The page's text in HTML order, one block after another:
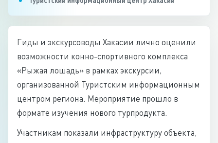
Гиды и экскурсоводы Хакасии лично оценили
возможности конно-спортивного комплекса
«Рыжая лошадь» в рамках экскурсии,
организованной Туристским информационным
центром региона. Мероприятие прошло в
формате изучения нового турпродукта.
Участникам показали инфраструктуру объекта,